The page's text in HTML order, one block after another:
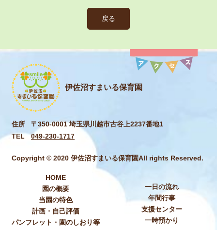
戻る
伊佐沼すまいる保育園
住所
〒350-0001 埼玉県川越市古谷上2237番地1
TEL
049-230-1717
Copyright © 2020 伊佐沼すまいる保育園All rights Reserved.
HOME
園の概要
当園の特色
計画・自己評価
パンフレット・園のしおり等
一日の流れ
年間行事
支援センター
一時預かり